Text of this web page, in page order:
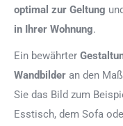
optimal zur Geltung
in Ihrer Wohnung.
Ein bewährter
Wandbilder an den
Sie das Bild zum
Esstisch, dem Sofa